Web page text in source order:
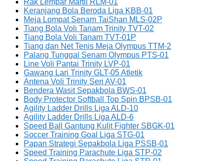
Rak Lempar Martil RLM-01
Keranjang Bola Beroda Liga KBB-01
Meja Lompat Senam TaiShan MLS-02P
Tiang Bola Voli Tanam Trinity TVT-02
Tiang Bola Voli Tanam TVT-01P
Tiang dan Net Tenis Meja Olympus TTM-2
Palang Tunggal Senam Olympus PTS-01
Line Voli Pantai Trinity LVP-01
Gawang Lari Trinity GLT-05 Atletik
Antena Voli Trinity Seri AV-01
Bendera Wasit Sepakbola BWS-01
Body Protector Softball Top Spin BPSB-01
Agility Ladder Drills Liga ALD-10
Agility Ladder Drills Liga ALD-6
Speed Ball Gantung Kulit Fighter SBGK-01
Soccer Training Goal Liga STG-01
Papan Strategi Sepakbola Liga PSSB-01
Speed Training Parachute Liga STP-02